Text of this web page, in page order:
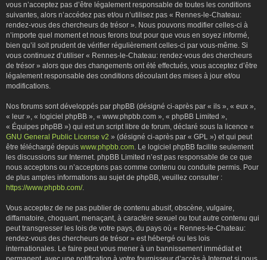
vous n’acceptez pas d’être légalement responsable de toutes les conditions
suivantes, alors n’accédez pas et/ou n’utilisez pas « Rennes-le-Chateau:
rendez-vous des chercheurs de trésor ». Nous pouvons modifier celles-ci à
n’importe quel moment et nous ferons tout pour que vous en soyez informé,
bien qu’il soit prudent de vérifier régulièrement celles-ci par vous-même. Si
vous continuez d’utiliser « Rennes-le-Chateau: rendez-vous des chercheurs
de trésor » alors que des changements ont été effectués, vous acceptez d’être
légalement responsable des conditions découlant des mises à jour et/ou
modifications.
Nos forums sont développés par phpBB (désigné ci-après par « ils », « eux »,
« leur », « logiciel phpBB », « www.phpbb.com », « phpBB Limited »,
« Équipes phpBB ») qui est un script libre de forum, déclaré sous la licence «
GNU General Public License v2 » (désigné ci-après par « GPL ») et qui peut
être téléchargé depuis www.phpbb.com. Le logiciel phpBB facilite seulement
les discussions sur Internet. phpBB Limited n’est pas responsable de ce que
nous acceptons ou n’acceptons pas comme contenu ou conduite permis. Pour
de plus amples informations au sujet de phpBB, veuillez consulter :
https://www.phpbb.com/.
Vous acceptez de ne pas publier de contenu abusif, obscène, vulgaire,
diffamatoire, choquant, menaçant, à caractère sexuel ou tout autre contenu qui
peut transgresser les lois de votre pays, du pays où « Rennes-le-Chateau:
rendez-vous des chercheurs de trésor » est hébergé ou les lois
internationales. Le faire peut vous mener à un bannissement immédiat et